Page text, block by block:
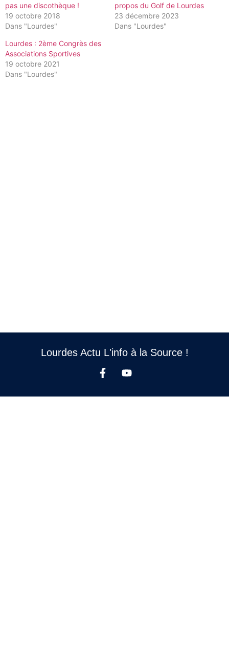
pas une discothèque !
19 octobre 2018
Dans "Lourdes"
propos du Golf de Lourdes
23 décembre 2023
Dans "Lourdes"
Lourdes : 2ème Congrès des
Associations Sportives
19 octobre 2021
Dans "Lourdes"
Lourdes Actu L'info à la Source !